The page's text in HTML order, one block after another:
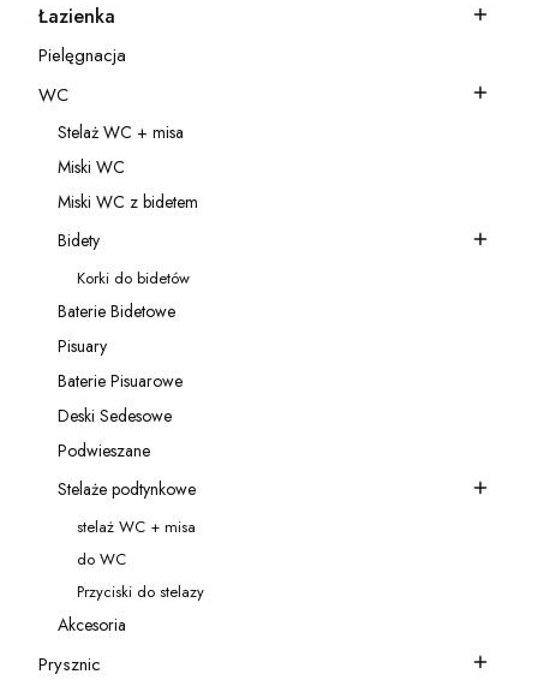
Kategoria - Łazienka
Łazienka
Kategoria - Pielęgnacja
Pielęgnacja
Kategoria - WC
WC
Kategoria - Stelaż WC + misa
Stelaż WC + misa
Kategoria - Miski WC
Miski WC
Kategoria - Miski WC z bidetem
Miski WC z bidetem
Kategoria - Bidety
Bidety
Kategoria - Korki do bidetów
Korki do bidetów
Kategoria - Baterie Bidetowe
Baterie Bidetowe
Kategoria - Pisuary
Pisuary
Kategoria - Baterie Pisuarowe
Baterie Pisuarowe
Kategoria - Deski Sedesowe
Deski Sedesowe
Kategoria - Podwieszane
Podwieszane
Kategoria - Stelaże podtynkowe
Stelaże podtynkowe
Kategoria - stelaż WC + misa
stelaż WC + misa
Kategoria - do WC
do WC
Kategoria - Przyciski do stelazy
Przyciski do stelazy
Kategoria - Akcesoria
Akcesoria
Kategoria - Prysznic
Prysznic